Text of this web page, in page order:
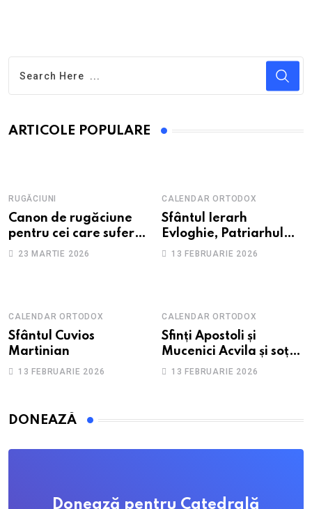
ARTICOLE POPULARE
RUGĂCIUNI
Canon de rugăciune
pentru cei care suferă
de depresie și
23 MARTIE 2026
CALENDAR ORTODOX
Sfântul Ierarh
Evloghie, Patriarhul
Alexandriei
13 FEBRUARIE 2026
CALENDAR ORTODOX
Sfântul Cuvios
Martinian
13 FEBRUARIE 2026
CALENDAR ORTODOX
Sfinți Apostoli și
Mucenici Acvila și soția
sa, Priscila
13 FEBRUARIE 2026
DONEAZĂ
Donează pentru Catedrală